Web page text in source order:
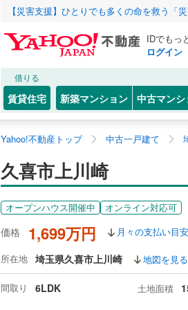
【災害支援】ひとりでも多くの命を救う「
IDでもっ
ログイン
借りる
賃貸住宅 新築マンション 中古マンシ
Yahoo!不動産トップ 中古一戸建て
久喜市上川崎
オープンハウス開催中 オンライン対応可
価格 1,699万円 月々の支払い目
所在地 埼玉県久喜市上川崎 地図を見る
間取り 6LDK 土地面積